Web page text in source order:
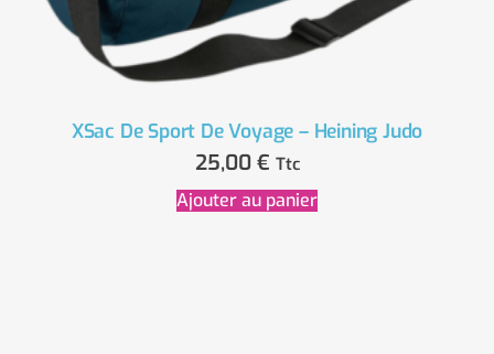
XSac De Sport De Voyage – Heining Judo
25,00 € Ttc
Ajouter au panier